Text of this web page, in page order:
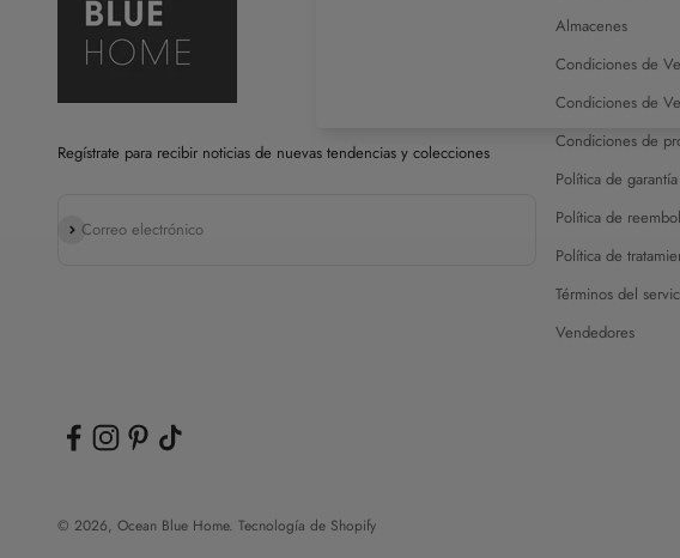
Regístrate para recibir noticias de nuevas tendencias y colecciones
Correo electrónico
Suscribirse
Almacenes
Condiciones de
Condiciones de
Condiciones de
Política de garantía
Política de
Política de
Términos del
Vendedores
© 2026, Ocean Blue Home. Tecnología de Shopify